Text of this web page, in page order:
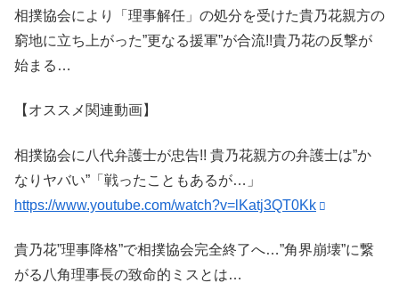
相撲協会により「理事解任」の処分を受けた貴乃花親方の
窮地に立ち上がった”更なる援軍”が合流!!貴乃花の反撃が
始まる…
【オススメ関連動画】
相撲協会に八代弁護士が忠告!! 貴乃花親方の弁護士は”か
なりヤバい”「戦ったこともあるが…」
https://www.youtube.com/watch?v=lKatj3QT0Kk
貴乃花”理事降格”で相撲協会完全終了へ…”角界崩壊”に繋
がる八角理事長の致命的ミスとは…